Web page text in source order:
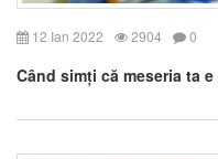
12 Ian 2022 2904 0
Când simți că meseria ta